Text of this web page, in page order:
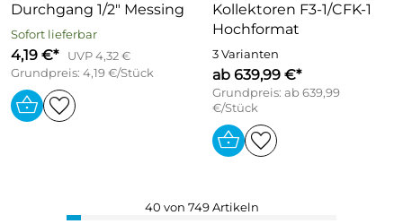
Durchgang 1/2" Messing
Sofort lieferbar
4,19 €*
UVP 4,32 €
Grundpreis: 4,19 €/Stück
Kollektoren F3-1/CFK-1
Hochformat
3 Varianten
ab 639,99 €*
Grundpreis: ab 639,99
€/Stück
40 von 749 Artikeln